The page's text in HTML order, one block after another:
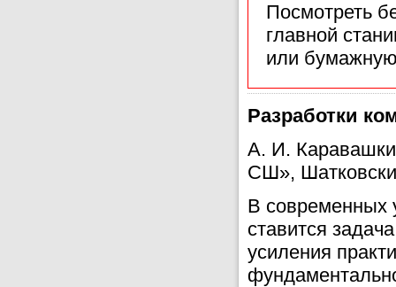
Посмотреть
главной
или
Разработки
А. И.
СШ»,
В современных
ставится
усиления